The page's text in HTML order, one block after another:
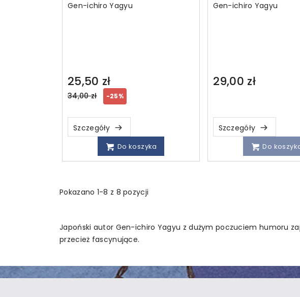
Gen-ichiro Yagyu
25,50 zł
Regular
34,00 zł -25%
Szczegóły
Do koszyka
Gen-ichiro Yagyu
29,00 zł
Szczegóły
Do
Pokazano 1-8 z 8 pozycji
Japoński autor Gen-ichiro Yagyu z dużym poczuciem humoru
przecież fascynujące.